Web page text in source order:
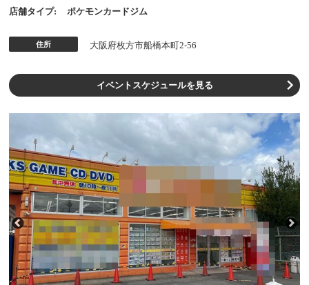
店舗タイプ: ポケモンカードジム
住所 大阪府枚方市船橋本町2-56
イベントスケジュールを見る